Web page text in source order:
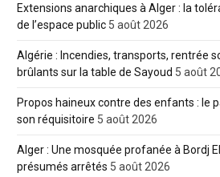
Extensions anarchiques à Alger : la
de l’espace public 5 août 2026
Algérie : Incendies, transports, rentrée
brûlants sur la table de Sayoud 5 août
Propos haineux contre des enfants : le
son réquisitoire 5 août 2026
Alger : Une mosquée profanée à Bordj
présumés arrêtés 5 août 2026